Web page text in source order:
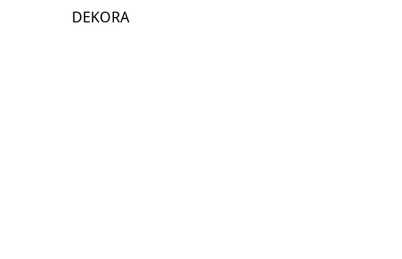
DEKORA